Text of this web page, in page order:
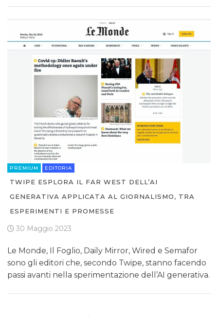
PREMIUM EDITORIA
TWIPE ESPLORA IL FAR WEST DELL’AI
GENERATIVA APPLICATA AL GIORNALISMO, TRA
ESPERIMENTI E PROMESSE
30 Maggio 2023
Le Monde, Il Foglio, Daily Mirror, Wired e Semafor
sono gli editori che, secondo Twipe, stanno facendo
passi avanti nella sperimentazione dell’AI generativa.